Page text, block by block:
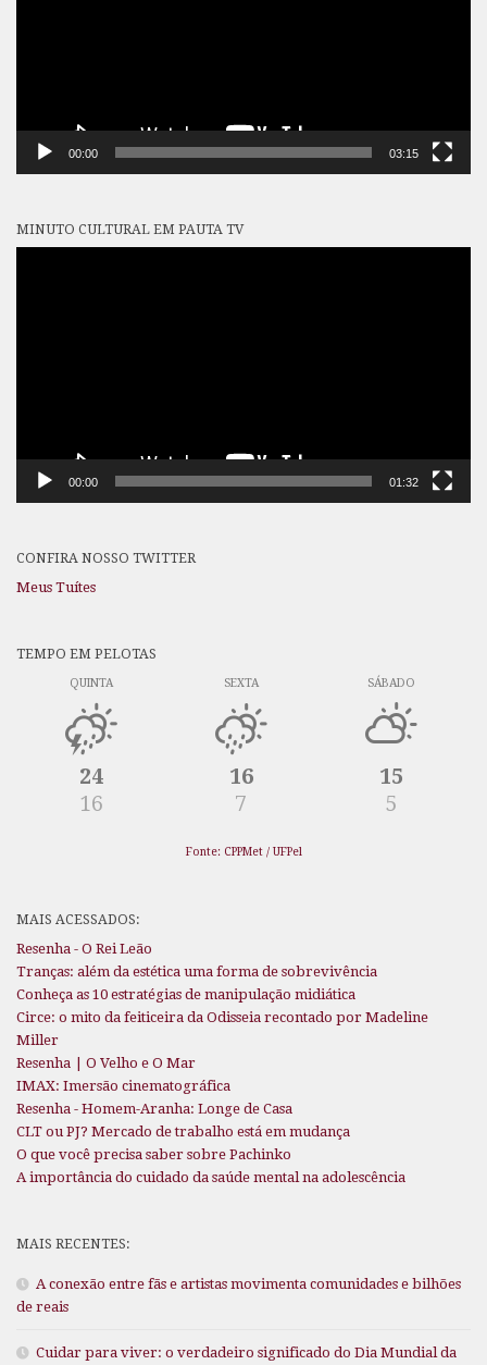
00:00 03:15
MINUTO CULTURAL EM PAUTA TV
00:00 01:32
CONFIRA NOSSO TWITTER
Meus Tuítes
TEMPO EM PELOTAS
QUINTA
24
16
SEXTA
16
7
SÁBADO
15
5
Fonte: CPPMet / UFPel
MAIS ACESSADOS:
Resenha - O Rei Leão
Tranças: além da estética uma forma de sobrevivência
Conheça as 10 estratégias de manipulação midiática
Circe: o mito da feiticeira da Odisseia recontado por Madeline
Miller
Resenha | O Velho e O Mar
IMAX: Imersão cinematográfica
Resenha - Homem-Aranha: Longe de Casa
CLT ou PJ? Mercado de trabalho está em mudança
O que você precisa saber sobre Pachinko
A importância do cuidado da saúde mental na adolescência
MAIS RECENTES:
A conexão entre fãs e artistas movimenta comunidades e bilhões
de reais
Cuidar para viver: o verdadeiro significado do Dia Mundial da